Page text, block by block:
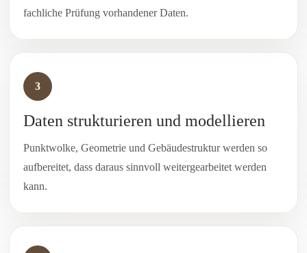
fachliche Prüfung vorhandener Daten.
3
Daten strukturieren und modellieren
Punktwolke, Geometrie und Gebäudestruktur werden so
aufbereitet, dass daraus sinnvoll weitergearbeitet werden
kann.